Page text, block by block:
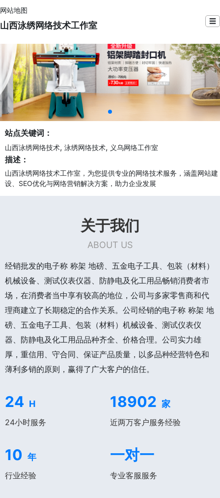
网站地图
山西泳绣网络技术工作室 ☰
站点关键词：
山西泳绣网络技术, 泳绣网络技术, 义乌网络工作室
描述：
山西泳绣网络技术工作室，为您提供专业的网络技术服务，涵盖网站建
设、SEO优化与网络营销解决方案，助力企业发展
关于我们
ABOUT US
经销批发的电子称 称架 地磅、五金电子工具、包装（材料）
机械设备、测试仪表仪器、防静电及化工用品畅销消费者市
场，在消费者当中享有较高的地位，公司与多家零售商和代
理商建立了长期稳定的合作关系。公司经销的电子称 称架 地
磅、五金电子工具、包装（材料）机械设备、测试仪表仪
器、防静电及化工用品品种齐全、价格合理。公司实力雄
厚，重信用、守合同、保证产品质量，以多品种经营特色和
薄利多销的原则，赢得了广大客户的信任。
24 H
24小时服务
18902 家
近两万客户服务经验
10 年
行业经验
一对一
专业客服服务